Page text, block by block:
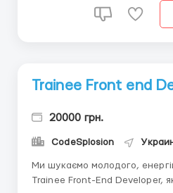
Trainee Front end
20000 грн.
CodeSplosion
Ми шукаємо молодого,
Trainee Front-End Developer,